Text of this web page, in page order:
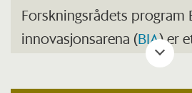
Forskningsrådets program
innovasjonsarena (BIA) er
Prosjektene er initiert av
konkurrerer om støtte på